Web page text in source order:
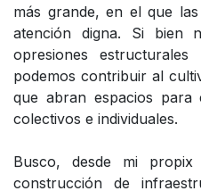
más grande, en el que
atención digna. Si bien
opresiones
podemos contribuir al
que abran espacios para
colectivos e individuales.
Busco, desde mi
construcción de